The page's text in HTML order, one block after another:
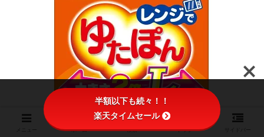
ホーム 検索 トップ
半額以下も続々！！
楽天タイムセール